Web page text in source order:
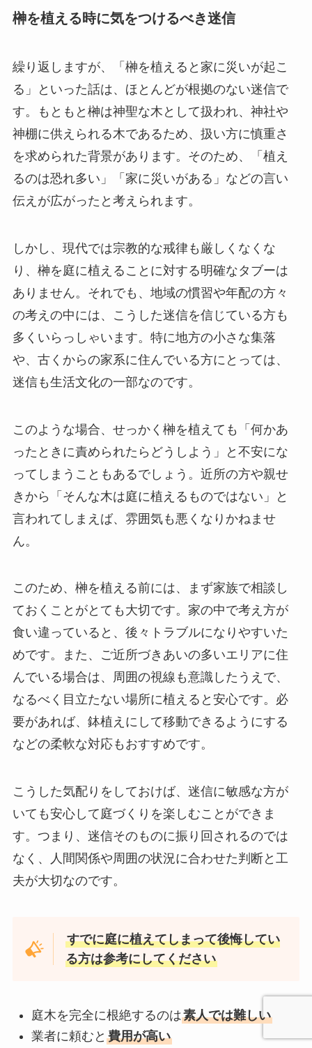
榊を植える時に気をつけるべき迷信
繰り返しますが、「榊を植えると家に災いが起こ
る」といった話は、ほとんどが根拠のない迷信で
す。もともと榊は神聖な木として扱われ、神社や
神棚に供えられる木であるため、扱い方に慎重さ
を求められた背景があります。そのため、「植え
るのは恐れ多い」「家に災いがある」などの言い
伝えが広がったと考えられます。
しかし、現代では宗教的な戒律も厳しくなくな
り、榊を庭に植えることに対する明確なタブーは
ありません。それでも、地域の慣習や年配の方々
の考えの中には、こうした迷信を信じている方も
多くいらっしゃいます。特に地方の小さな集落
や、古くからの家系に住んでいる方にとっては、
迷信も生活文化の一部なのです。
このような場合、せっかく榊を植えても「何かあ
ったときに責められたらどうしよう」と不安にな
ってしまうこともあるでしょう。近所の方や親せ
きから「そんな木は庭に植えるものではない」と
言われてしまえば、雰囲気も悪くなりかねませ
ん。
このため、榊を植える前には、まず家族で相談し
ておくことがとても大切です。家の中で考え方が
食い違っていると、後々トラブルになりやすいた
めです。また、ご近所づきあいの多いエリアに住
んでいる場合は、周囲の視線も意識したうえで、
なるべく目立たない場所に植えると安心です。必
要があれば、鉢植えにして移動できるようにする
などの柔軟な対応もおすすめです。
こうした気配りをしておけば、迷信に敏感な方が
いても安心して庭づくりを楽しむことができま
す。つまり、迷信そのものに振り回されるのでは
なく、人間関係や周囲の状況に合わせた判断と工
夫が大切なのです。
すでに庭に植えてしまって後悔してい
る方は参考にしてください
庭木を完全に根絶するのは素人では難しい
業者に頼むと 費用が高い